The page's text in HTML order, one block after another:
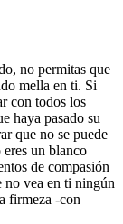
no permitas que
mella en ti. Si
con todos los
haya pasado su
que no se puede
eres un blanco
de compasión
no vea en ti ningún
firmeza -con